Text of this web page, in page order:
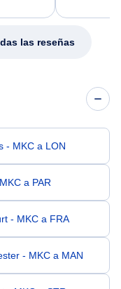
my issue.
las reseñas
- MKC a LON
a PAR
- MKC a FRA
- MKC a MAN